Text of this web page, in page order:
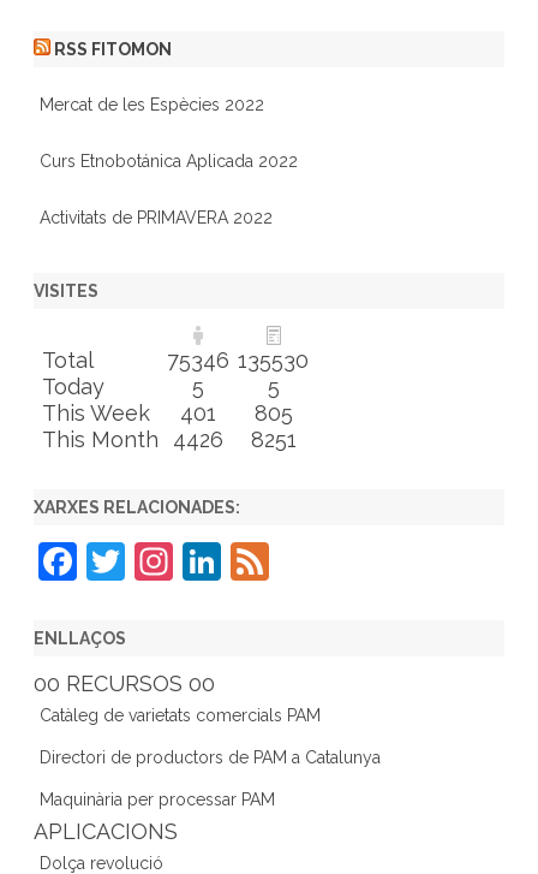
RSS FITOMON
Mercat de les Espècies 2022
Curs Etnobotánica Aplicada 2022
Activitats de PRIMAVERA 2022
VISITES
Total 75346 135530
Today
5
5
This Week
401
805
This Month
4426 8251
XARXES RELACIONADES:
F
c
e
b
o
o
k
T
er
In
gr
a
m
Li
dI
n
ENLLAÇOS
00 RECURSOS 00
Catàleg de varietats comercials PAM
Directori de productors de PAM a Catalunya
Maquinària per processar PAM
APLICACIONS
Dolça revolució